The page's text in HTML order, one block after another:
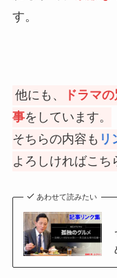
す。
他にも、
ドラマ
事をしています。
そちらの内容も リ
よろしければこち
あわせて読みたい